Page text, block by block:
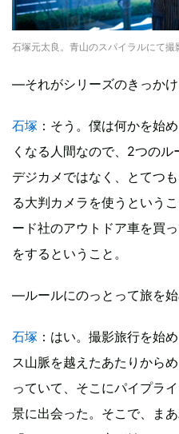
石塚元太良。青山のスパイラルにて撮
―それがシリーズのきっかけ
石塚 ：そう。僕は何かを始
くなる人間なので、2つのル
デジカメではなく、とてつ
る大判カメラを使うという
ード社のアウトドア車を買
をするということ。
―ルールにのっとって旅を始
石塚 ：はい。撮影旅行を始
ス山脈を越えたあたりから
っていて、そこにパイプラ
景に出会った。そこで、ま